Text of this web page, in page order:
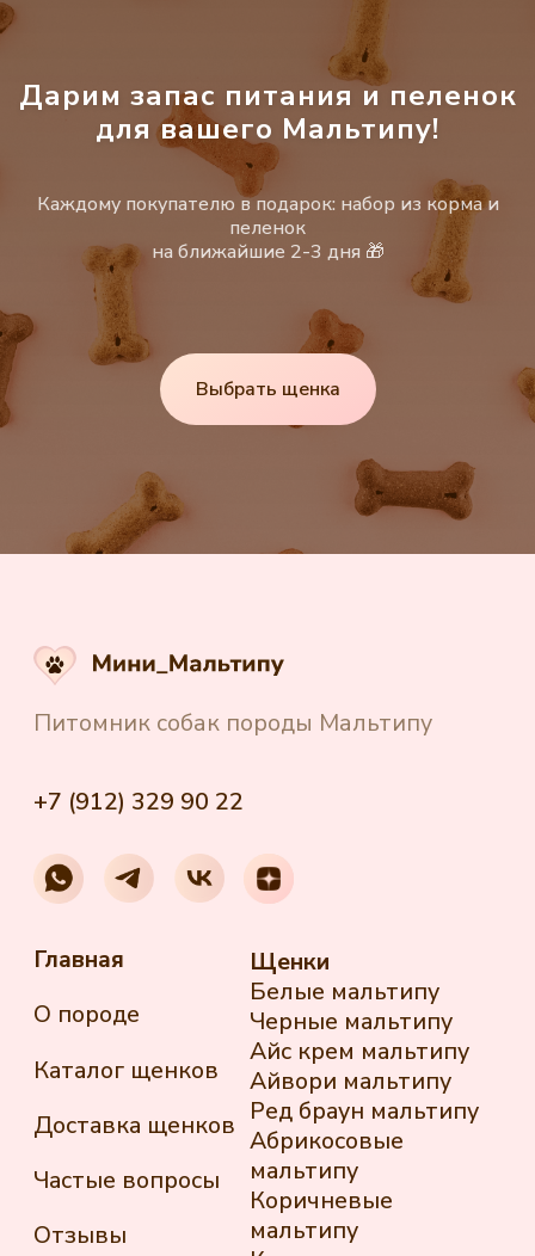
Дарим запас питания и пеленок
для вашего Мальтипу!
Каждому покупателю в подарок: набор из корма и
пеленок
на ближайшие 2-3 дня 🎁
Выбрать щенка